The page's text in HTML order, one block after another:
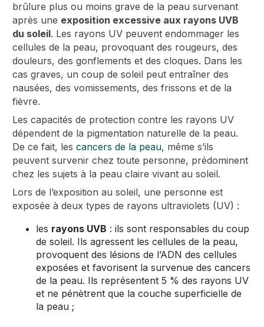
brûlure plus ou moins grave de la peau survenant
après une exposition excessive aux rayons UVB
du soleil. Les rayons UV peuvent endommager les
cellules de la peau, provoquant des rougeurs, des
douleurs, des gonflements et des cloques. Dans les
cas graves, un coup de soleil peut entraîner des
nausées, des vomissements, des frissons et de la
fièvre.
Les capacités de protection contre les rayons UV
dépendent de la pigmentation naturelle de la peau.
De ce fait, lescancers de la peau, même s’ils
peuvent survenir chez toute personne, prédominent
chez les sujets à la peau claire vivant au soleil.
Lors de l’exposition au soleil, une personne est
exposée à deux types de rayons ultraviolets (UV) :
les rayons UVB : ils sont responsables du coup
de soleil. Ils agressent les cellules de la peau,
provoquent des lésions de l’ADN des cellules
exposées et favorisent la survenue des cancers
de la peau. Ils représentent 5 % des rayons UV
et ne pénètrent que la couche superficielle de
la peau ;